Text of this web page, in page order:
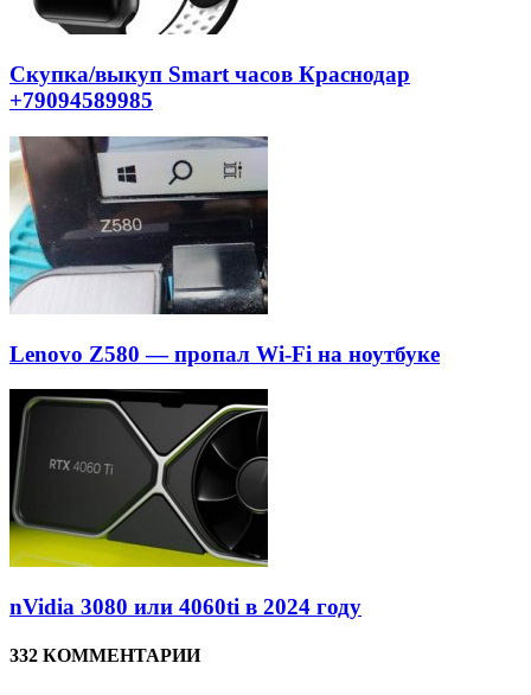
Скупка/выкуп Smart часов Краснодар
+79094589985
Lenovo Z580 — пропал Wi-Fi на ноутбуке
nVidia 3080 или 4060ti в 2024 году
332 КОММЕНТАРИИ